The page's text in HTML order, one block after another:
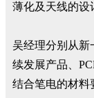
薄化及天线的设
吴经理分别从新
续发展产品、
结合笔电的材料